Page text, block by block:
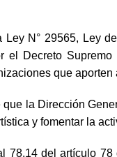
N° 29565, Ley
el Decreto
que
la Dirección
y fomentar la
78.14 del artículo